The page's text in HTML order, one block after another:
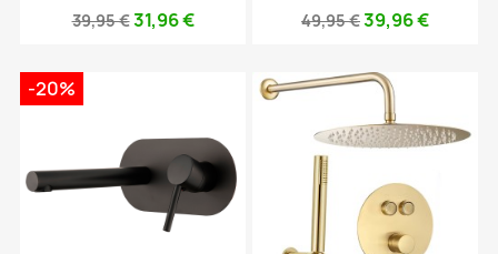
39,95 €31,96 € 49,95 €39,96 €
-20%